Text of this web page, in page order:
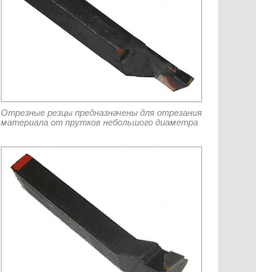
Отрезные резцы предназначены для отрезания
материала от прутков небольшого диаметра